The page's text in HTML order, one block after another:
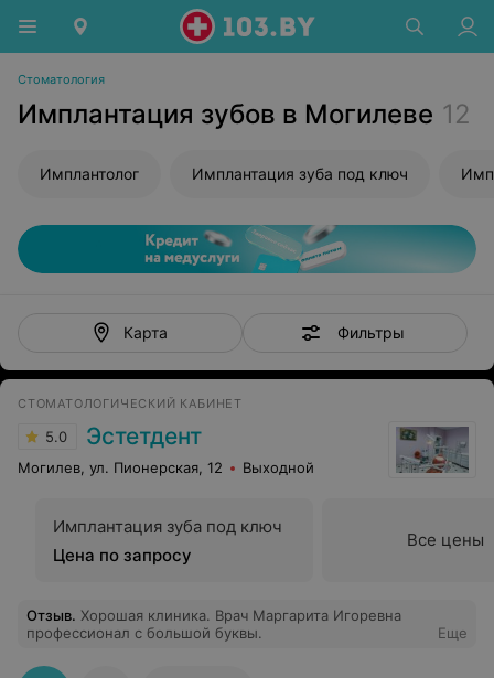
Стоматология
Имплантация зубов в Могилеве 12
Имплантолог Имплантация зуба под ключ
Карта Фильтры
СТОМАТОЛОГИЧЕСКИЙ КАБИНЕТ
5.0 Эстетдент
Могилев, ул. Пионерская, 12 Выходной
Имплантация зуба под ключ
Цена по запросу
Все цены
Отзыв. Хорошая клиника. Врач Маргарита Игоревна
профессионал с большой буквы.
Еще